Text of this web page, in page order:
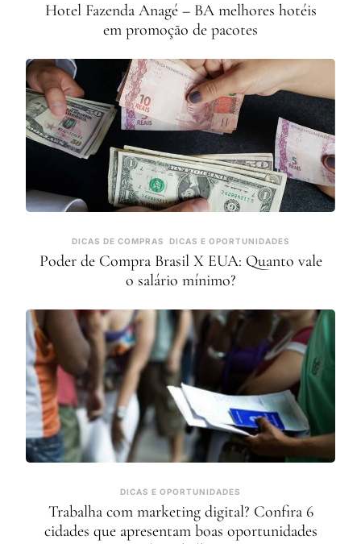
Hotel Fazenda Anagé – BA melhores hotéis
em promoção de pacotes
DICAS DE COMPRAS DICAS E OPORTUNIDADES
Poder de Compra Brasil X EUA: Quanto vale
o salário mínimo?
DICAS E OPORTUNIDADES
Trabalha com marketing digital? Confira 6
cidades que apresentam boas oportunidades